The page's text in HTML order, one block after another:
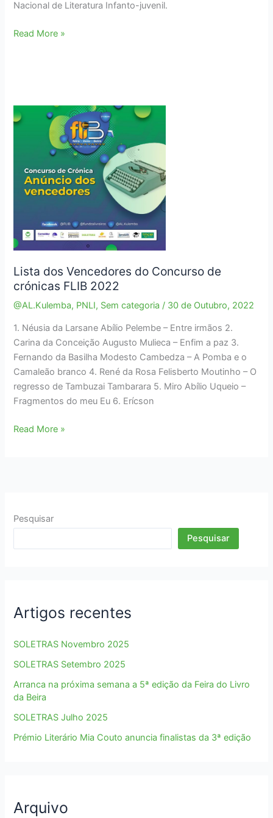
Nacional de Literatura Infanto-juvenil.
Kulemba
Literatura
Infanto-
Read More »
Lista dos Vencedores do Concurso de
crónicas FLIB 2022
@AL.Kulemba, PNLI, Sem categoria / 30 de Outubro, 2022
1. Néusia da Larsane Abílio Pelembe – Entre irmãos 2.
Carina da Conceição Augusto Mulieca – Enfim a paz 3.
Fernando da Basilha Modesto Cambedza – A Pomba e o
Camaleão branco 4. René da Rosa Felisberto Moutinho – O
regresso de Tambuzai Tambarara 5. Miro Abílio Uqueio –
Fragmentos do meu Eu 6. Erícson
Lista
crónicas
FLIB
Read More »
Pesquisar
Pesquisar
Artigos recentes
SOLETRAS Novembro 2025
SOLETRAS Setembro 2025
Arranca na próxima semana a 5ª edição da Feira do Livro
da Beira
SOLETRAS Julho 2025
Prémio Literário Mia Couto anuncia finalistas da 3ª edição
Arquivo